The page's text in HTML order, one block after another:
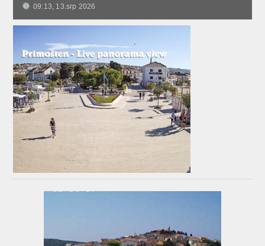
09:13, 13.srp 2026